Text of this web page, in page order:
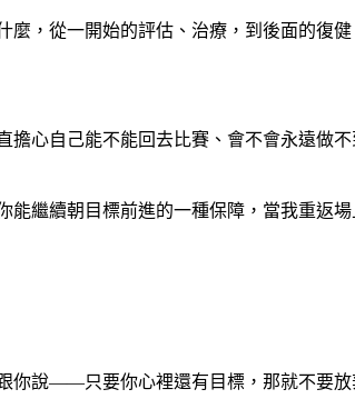
麼，從一開始的評估、治療，到後面的
心自己能不能回去比賽、會不會永遠做
能繼續朝目標前進的一種保障，當我重返
你說——只要你心裡還有目標，那就不要放